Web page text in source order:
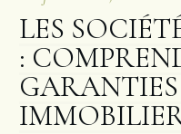
LES
: